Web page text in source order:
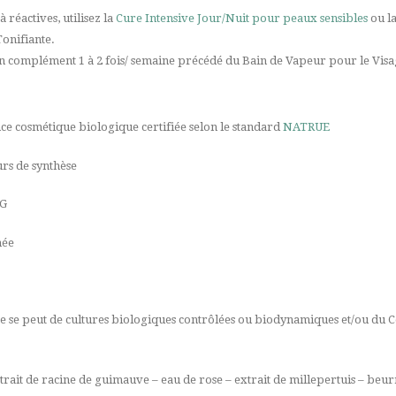
réactives, utilisez la Cure Intensive Jour/Nuit pour peaux sensiblesou la
complément 1 à 2 fois/ semaine précédé du Bain de Vapeur pour le
cosmétique biologique certifiée selon le standard NATRUE
de synthèse
se peut de cultures biologiques contrôlées ou biodynamiques et/ou du
de racine de guimauve – eau de rose – extrait de millepertuis –